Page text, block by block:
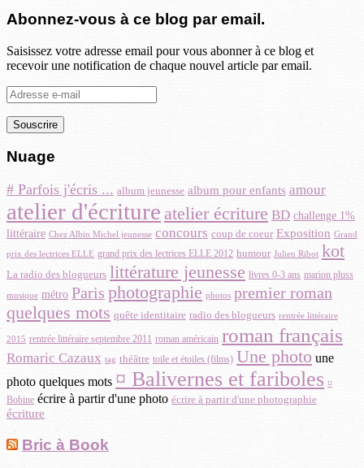
Abonnez-vous à ce blog par email.
Saisissez votre adresse email pour vous abonner à ce blog et
recevoir une notification de chaque nouvel article par email.
Adresse
e-
mail
Nuage
# Parfois j'écris ... album jeunesse album pour enfants amour
atelier d'écriture atelier écriture BD challenge 1%
littéraire Chez Albin Michel jeunesse concours coup de coeur Exposition Grand
prix des lectrices ELLE grand prix des lectrices ELLE 2012 humour Julien Ribot kot
La radio des blogueurs littérature jeunesse livres 0-3 ans marion pluss
musique métro Paris photographie photos premier roman
quelques mots quête identitaire radio des blogueurs rentrée littéraire
2015 rentrée littéraire septembre 2011 roman américain roman français
Romaric Cazaux tag théâtre toile et étoiles (films) Une photo une
photo quelques mots ¤ Balivernes et fariboles ¤
Bobine écrire à partir d'une photo écrire à partir d'une photographie
écriture
Bric à Book